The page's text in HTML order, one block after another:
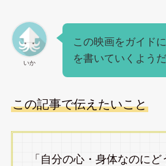
いか
この映画をガイド
を書いていくよう
この記事で伝えたいこと
「自分の心・身体なのに